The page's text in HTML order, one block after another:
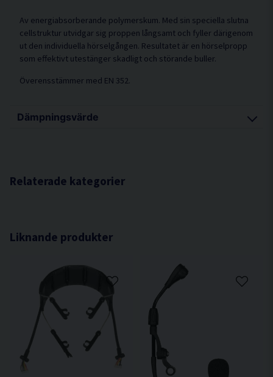
Av energiabsorberande polymerskum. Med sin speciella slutna
cellstruktur utvidgar sig proppen långsamt och fyller därigenom
ut den individuella hörselgången. Resultatet är en hörselpropp
som effektivt utestänger skadligt och störande buller.
Överensstämmer med EN 352.
Dämpningsvärde
L = 28
Relaterade kategorier
Liknande produkter